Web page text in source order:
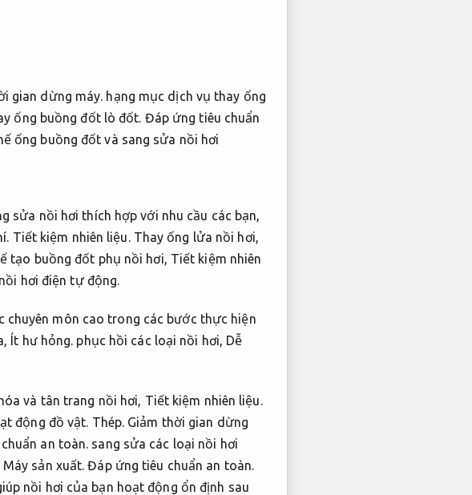
gian dừng máy. hạng mục dịch vụ thay ống
ống buồng đốt lò đốt. Đáp ứng tiêu chuẩn
ống buồng đốt và sang sửa nồi hơi
sửa nồi hơi thích hợp với nhu cầu các bạn,
Tiết kiệm nhiên liệu.Thay ống lửa nồi hơi,
tạo buồng đốt phụ nồi hơi, Tiết kiệm nhiên
hơi điện tự động.
chuyên môn cao trong các bước thực hiện
Ít hư hỏng. phục hồi các loại nồi hơi, Dễ
và tân trang nồi hơi, Tiết kiệm nhiên liệu.
động đồ vật. Thép. Giảm thời gian dừng
an toàn. sang sửa các loại nồi hơi
Máy sản xuất. Đáp ứng tiêu chuẩn an toàn.
nồi hơi của bạn hoạt động ổn định sau